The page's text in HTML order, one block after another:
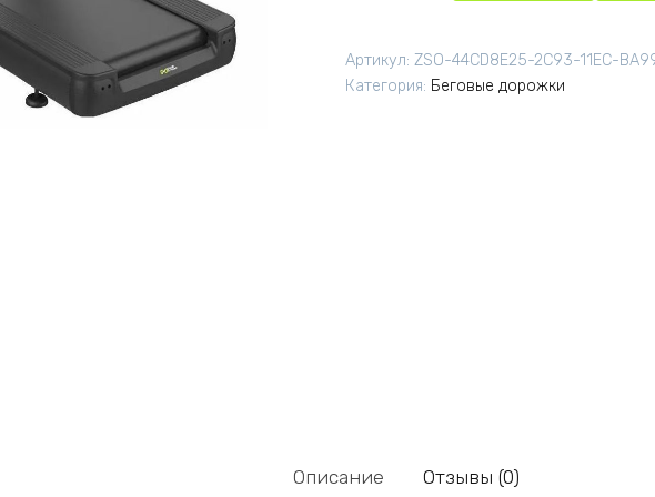
Артикул: ZSO-44CD8E25-2C93-11EC-
Категория: Беговые дорожки
Описание Отзывы (0)